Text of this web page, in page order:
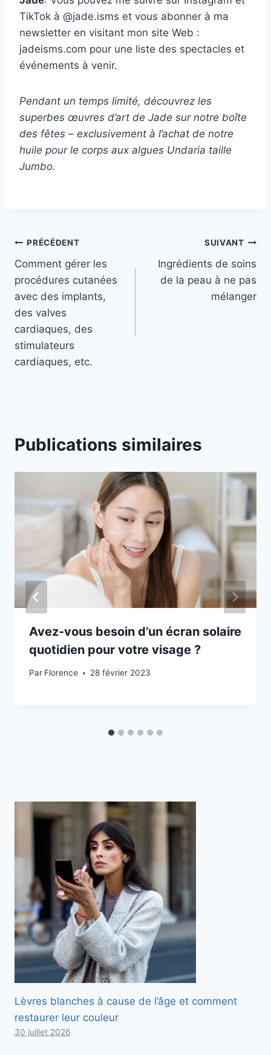
TikTok à @jade.isms et vous abonner à ma
newsletter en visitant mon site Web :
jadeisms.com pour une liste des spectacles et
événements à venir.
Pendant un temps limité, découvrez les
superbes œuvres d’art de Jade sur notre boîte
des fêtes – exclusivement à l’achat de notre
huile pour le corps aux algues Undaria taille
Jumbo.
Navigation
de
l’article
PRÉCÉDENT
Comment gérer les
procédures cutanées
avec des implants,
des valves
cardiaques, des
stimulateurs
cardiaques, etc.
SUIVANT
Ingrédients de soins
de la peau à ne pas
mélanger
Publications similaires
Avez-vous besoin d’un écran solaire
quotidien pour votre visage ?
Par Florence 28 février 2023
Lèvres blanches à cause de l’âge et comment
restaurer leur couleur
30 juillet 2026